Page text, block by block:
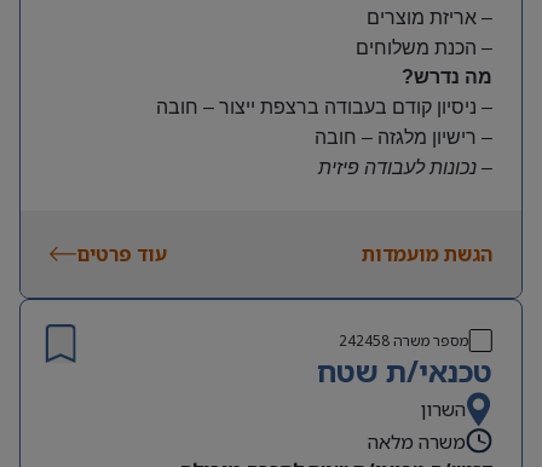
– אריזת מוצרים
– הכנת משלוחים
מה נדרש?
– ניסיון קודם בעבודה ברצפת ייצור – חובה
– רישיון מלגזה – חובה
– נכונות לעבודה פיזית
משרה מלאה | ימים א-ה | 6:30-15:30
קרן השתלמות ובונוסים
עובד חברה מהיום הראשון
מיקום: חדרה
הגשת מועמדות עוד פרטים
מספר משרה242458
טכנאי/ת שטח
השרון
משרה מלאה